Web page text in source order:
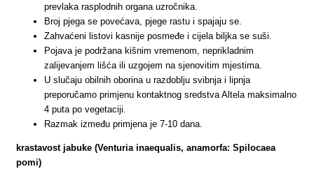
prevlaka rasplodnih organa uzročnika.
Broj pjega se povećava, pjege rastu i spajaju se.
Zahvaćeni listovi kasnije posmeđe i cijela biljka se suši.
Pojava je podržana kišnim vremenom, neprikladnim
zalijevanjem lišća ili uzgojem na sjenovitim mjestima.
U slučaju obilnih oborina u razdoblju svibnja i lipnja
preporučamo primjenu kontaktnog sredstva Altela maksimalno
4 puta po vegetaciji.
Razmak između primjena je 7-10 dana.
krastavost jabuke (Venturia inaequalis, anamorfa: Spilocaea
pomi)